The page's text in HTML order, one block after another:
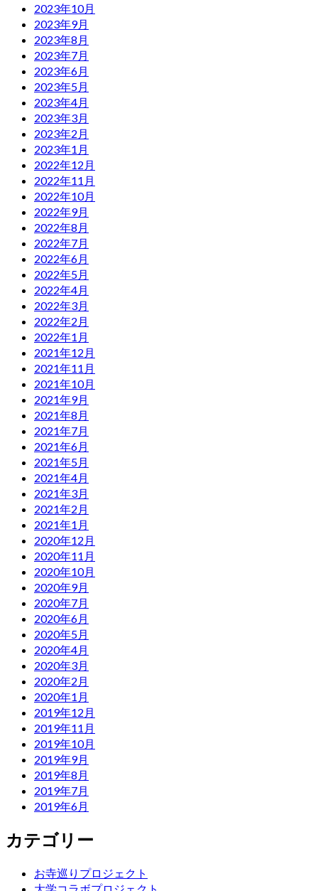
2023年10月
2023年9月
2023年8月
2023年7月
2023年6月
2023年5月
2023年4月
2023年3月
2023年2月
2023年1月
2022年12月
2022年11月
2022年10月
2022年9月
2022年8月
2022年7月
2022年6月
2022年5月
2022年4月
2022年3月
2022年2月
2022年1月
2021年12月
2021年11月
2021年10月
2021年9月
2021年8月
2021年7月
2021年6月
2021年5月
2021年4月
2021年3月
2021年2月
2021年1月
2020年12月
2020年11月
2020年10月
2020年9月
2020年7月
2020年6月
2020年5月
2020年4月
2020年3月
2020年2月
2020年1月
2019年12月
2019年11月
2019年10月
2019年9月
2019年8月
2019年7月
2019年6月
カテゴリー
お寺巡りプロジェクト